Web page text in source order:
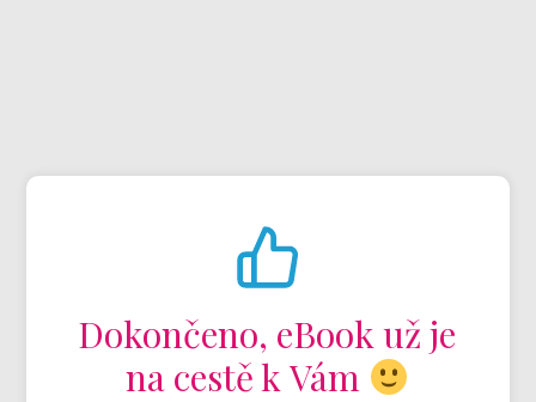
Dokončeno, eBook už je
na cestě k Vám